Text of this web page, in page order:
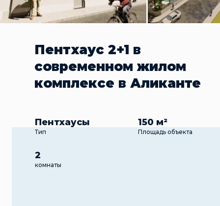
Пентхаус 2+1 в
современном жилом
комплексе в Аликанте
Пентхаусы
Тип
150 м²
Площадь объекта
2
комнаты